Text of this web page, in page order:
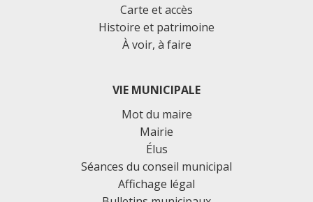
Carte et accès
Histoire et patrimoine
À voir, à faire
VIE MUNICIPALE
Mot du maire
Mairie
Élus
Séances du conseil municipal
Affichage légal